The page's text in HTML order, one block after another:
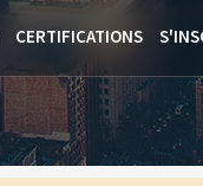
CERTIFICATIONS